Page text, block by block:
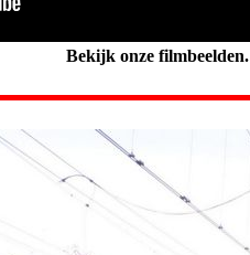
Bekijk onze filmbeelden.